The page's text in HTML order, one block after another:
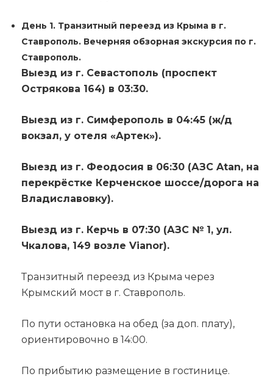
День 1. Транзитный переезд из Крыма в г.
Ставрополь. Вечерняя обзорная экскурсия по г.
Ставрополь.
Выезд из г. Севастополь (проспект
Острякова 164) в 03:30.
Выезд из г. Симферополь в 04:45 (ж/д
вокзал, у отеля «Артек»).
Выезд из г. Феодосия в 06:30 (АЗС Atan, на
перекрёстке Керченское шоссе/дорога на
Владиславовку).
Выезд из г. Керчь в 07:30 (АЗС № 1, ул.
Чкалова, 149 возле Vianor).
Транзитный переезд из Крыма через
Крымский мост в г. Ставрополь.
По пути остановка на обед (за доп. плату),
ориентировочно в 14:00.
По прибытию размещение в гостинице.